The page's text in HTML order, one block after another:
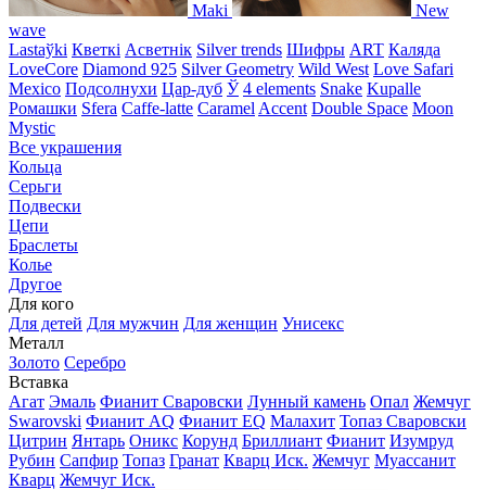
Maki
New
wave
Lastaўki Кветкі Асветнiк Silver trends Шифры ART Каляда
LoveCore Diamond 925 Silver Geometry Wild West Love Safari
Mexico Подсолнухи Цар-дуб Ў 4 elements Snake Kupalle
Ромашки Sfera Caffe-latte Caramel Accent Double Space Moon
Mystic
Все украшения
Кольца
Серьги
Подвески
Цепи
Браслеты
Колье
Другое
Для кого
Для детей Для мужчин Для женщин Унисекс
Металл
Золото Серебро
Вставка
Агат Эмаль Фианит Сваровски Лунный камень Опал Жемчуг
Swarovski Фианит AQ Фианит EQ Малахит Топаз Сваровски
Цитрин Янтарь Оникс Корунд Бриллиант Фианит Изумруд
Рубин Сапфир Топаз Гранат Кварц Иск. Жемчуг Муассанит
Кварц Жемчуг Иск.